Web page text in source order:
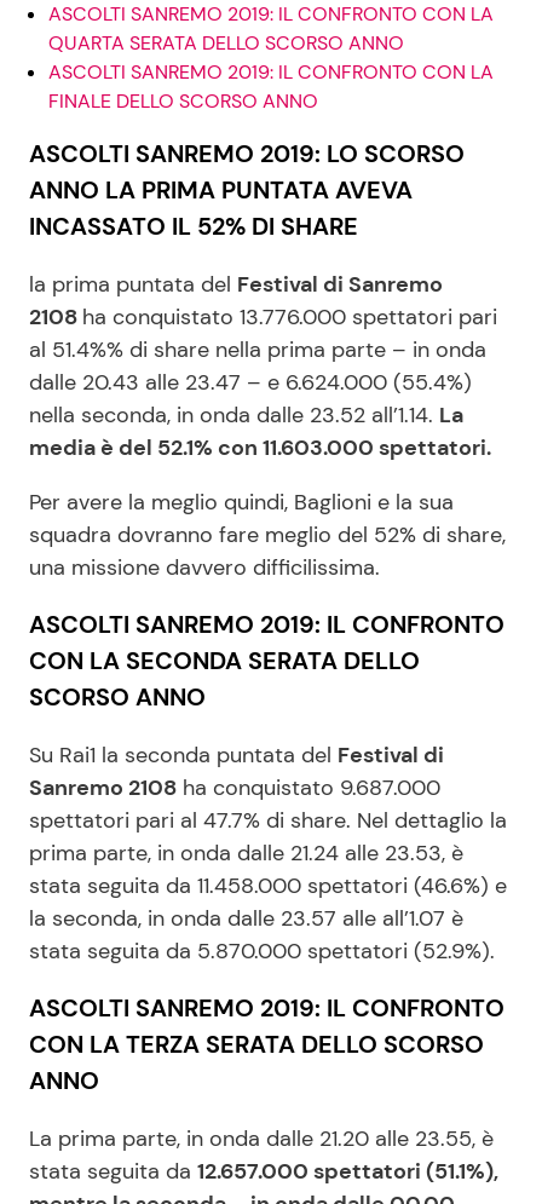
ASCOLTI SANREMO 2019: IL CONFRONTO CON LA
QUARTA SERATA DELLO SCORSO ANNO
ASCOLTI SANREMO 2019: IL CONFRONTO CON LA
FINALE DELLO SCORSO ANNO
ASCOLTI SANREMO 2019: LO SCORSO
ANNO LA PRIMA PUNTATA AVEVA
INCASSATO IL 52% DI SHARE
la prima puntata del Festival di Sanremo
2108 ha conquistato 13.776.000 spettatori pari
al 51.4%% di share nella prima parte – in onda
dalle 20.43 alle 23.47 – e 6.624.000 (55.4%)
nella seconda, in onda dalle 23.52 all’1.14. La
media è del 52.1% con 11.603.000 spettatori.
Per avere la meglio quindi, Baglioni e la sua
squadra dovranno fare meglio del 52% di share,
una missione davvero difficilissima.
ASCOLTI SANREMO 2019: IL CONFRONTO
CON LA SECONDA SERATA DELLO
SCORSO ANNO
Su Rai1 la seconda puntata del Festival di
Sanremo 2108 ha conquistato 9.687.000
spettatori pari al 47.7% di share. Nel dettaglio la
prima parte, in onda dalle 21.24 alle 23.53, è
stata seguita da 11.458.000 spettatori (46.6%) e
la seconda, in onda dalle 23.57 alle all’1.07 è
stata seguita da 5.870.000 spettatori (52.9%).
ASCOLTI SANREMO 2019: IL CONFRONTO
CON LA TERZA SERATA DELLO SCORSO
ANNO
La prima parte, in onda dalle 21.20 alle 23.55, è
stata seguita da 12.657.000 spettatori (51.1%),